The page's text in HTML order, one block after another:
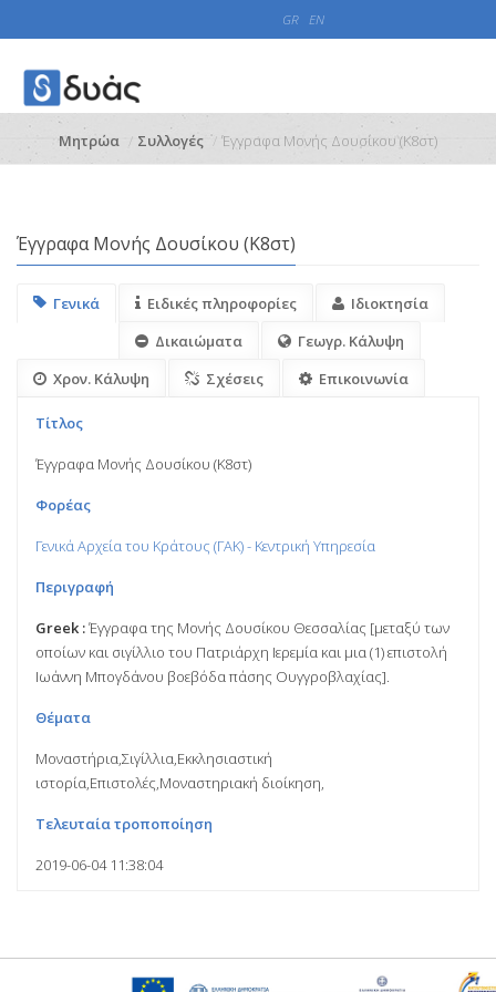
GR EN
Μητρώα Συλλογές Έγγραφα Μονής Δουσίκου (Κ8στ)
Έγγραφα Μονής Δουσίκου (Κ8στ)
Γενικά Ειδικές πληροφορίες
Ιδιοκτησία
Δικαιώματα
Γεωγρ. Κάλυψη
Χρον. Κάλυψη
Σχέσεις Επικοινωνία
Τίτλος
Έγγραφα Μονής Δουσίκου (Κ8στ)
Φορέας
Γενικά Αρχεία του Κράτους (ΓΑΚ) - Κεντρική Υπηρεσία
Περιγραφή
Greek :Έγγραφα της Μονής Δουσίκου Θεσσαλίας [μεταξύ των
οποίων και σιγίλλιο του Πατριάρχη Ιερεμία και μια (1) επιστολή
Ιωάννη Μπογδάνου βοεβόδα πάσης Ουγγροβλαχίας].
Θέματα
Μοναστήρια,Σιγίλλια,Εκκλησιαστική
ιστορία,Επιστολές,Μοναστηριακή διοίκηση,
Τελευταία τροποποίηση
2019-06-04 11:38:04